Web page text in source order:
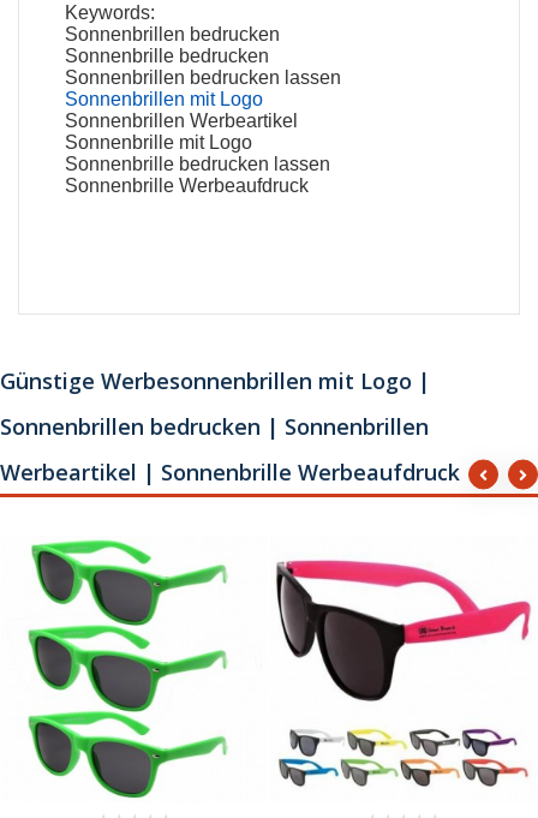
Keywords:
Sonnenbrillen bedrucken
Sonnenbrille bedrucken
Sonnenbrillen bedrucken lassen
Sonnenbrillen mit Logo
Sonnenbrillen Werbeartikel
Sonnenbrille mit Logo
Sonnenbrille bedrucken lassen
Sonnenbrille Werbeaufdruck
Günstige Werbesonnenbrillen mit Logo |
Sonnenbrillen bedrucken | Sonnenbrillen
Werbeartikel | Sonnenbrille Werbeaufdruck